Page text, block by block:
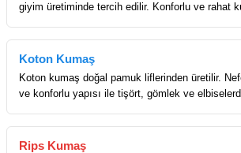
giyim üretiminde tercih edilir. Konforlu ve rahat
Koton Kumaş
Koton kumaş doğal pamuk liflerinden üretilir.
ve konforlu yapısı ile tişört, gömlek ve
Rips Kumaş